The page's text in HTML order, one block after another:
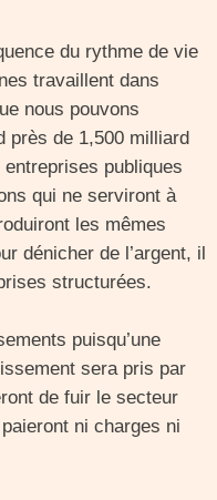
du rythme de vie
travaillent dans
nous pouvons
près de 1,500 milliard
publiques
qui ne serviront à
les mêmes
dénicher de l’argent, il
structurées.
puisqu’une
sera pris par
de fuir le secteur
ni charges ni